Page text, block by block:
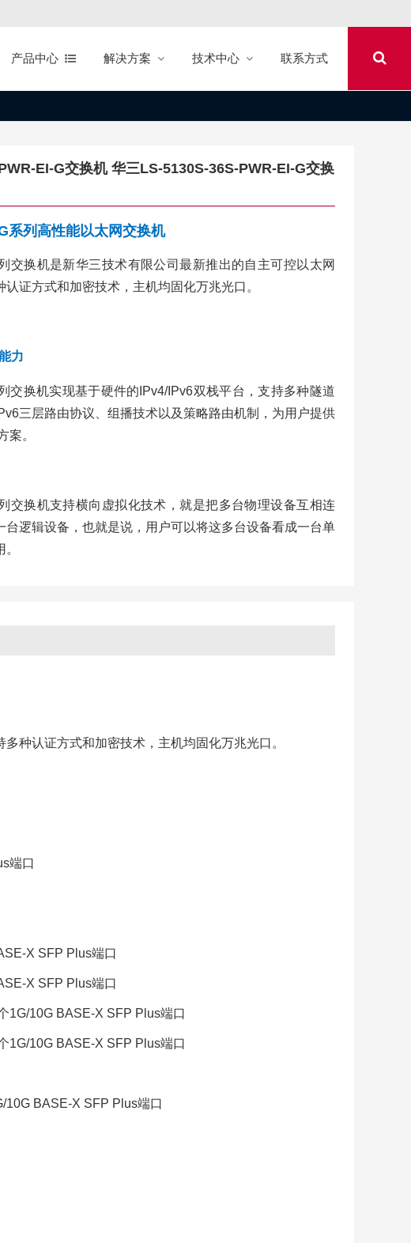
产品中心 解决方案 技术中心 联系方式
EI-G交换机 华三LS-5130S-36S-PWR-EI-G交换
系列高性能以太网交换机
交换机是新华三技术有限公司最新推出的自主可控以太网
证方式和加密技术，主机均固化万兆光口。
力
交换机实现基于硬件的IPv4/IPv6双栈平台，支持多种隧道
三层路由协议、组播技术以及策略路由机制，为用户提供
案。
交换机支持横向虚拟化技术，就是把多台物理设备互相连
台逻辑设备，也就是说，用户可以将这多台设备看成一台单
多种认证方式和加密技术，主机均固化万兆光口。
端口
X SFP Plus端口
X SFP Plus端口
1G/10G BASE-X SFP Plus端口
1G/10G BASE-X SFP Plus端口
10G BASE-X SFP Plus端口